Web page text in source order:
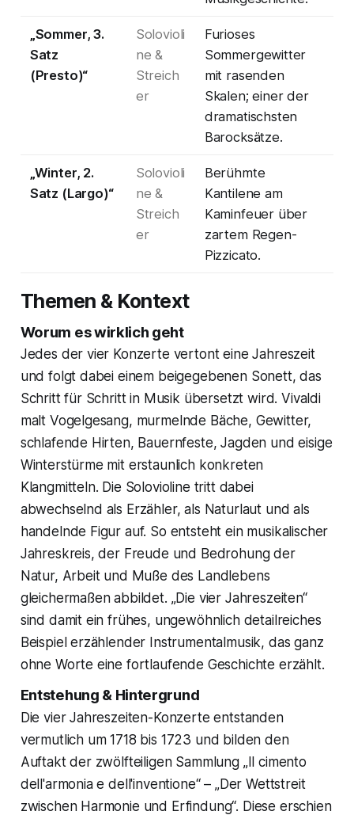
„Sommer, 3.
Satz
(Presto)“
Solovioli
ne &
Streich
er
Furioses
Sommergewitter
mit rasenden
Skalen; einer der
dramatischsten
Barocksätze.
„Winter, 2.
Satz (Largo)“
Solovioli
ne &
Streich
er
Berühmte
Kantilene am
Kaminfeuer über
zartem Regen-
Pizzicato.
Themen & Kontext
Worum es wirklich geht
Jedes der vier Konzerte vertont eine Jahreszeit
und folgt dabei einem beigegebenen Sonett, das
Schritt für Schritt in Musik übersetzt wird. Vivaldi
malt Vogelgesang, murmelnde Bäche, Gewitter,
schlafende Hirten, Bauernfeste, Jagden und eisige
Winterstürme mit erstaunlich konkreten
Klangmitteln. Die Solovioline tritt dabei
abwechselnd als Erzähler, als Naturlaut und als
handelnde Figur auf. So entsteht ein musikalischer
Jahreskreis, der Freude und Bedrohung der
Natur, Arbeit und Muße des Landlebens
gleichermaßen abbildet. „Die vier Jahreszeiten“
sind damit ein frühes, ungewöhnlich detailreiches
Beispiel erzählender Instrumentalmusik, das ganz
ohne Worte eine fortlaufende Geschichte erzählt.
Entstehung & Hintergrund
Die vier Jahreszeiten-Konzerte entstanden
vermutlich um 1718 bis 1723 und bilden den
Auftakt der zwölfteiligen Sammlung „Il cimento
dell'armonia e dell'inventione“ – „Der Wettstreit
zwischen Harmonie und Erfindung“. Diese erschien